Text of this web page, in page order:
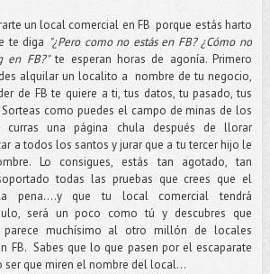
un local comercial en FB porque estás harto
te diga "¿Pero como no estás en FB? ¿Cómo no
en FB?"te esperan horas de agonía. Primero
alquilar un localito a nombre de tu negocio,
de FB te quiere a ti, tus datos, tu pasado, tus
como puedes el campo de minas de los
curras una página chula después de llorar
a todos los santos y jurar que a tu tercer hijo le
Lo consigues, estás tan agotado, tan
todas las pruebas que crees que el
pena....y que tu local comercial tendrá
será un poco como tú y descubres que
parece muchísimo al otro millón de locales
FB. Sabes que lo que pasen por el escaparate
ser que miren el nombre del local...